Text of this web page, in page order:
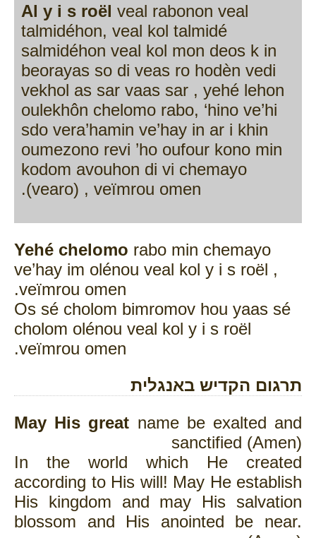
Al y i s roël veal rabonon veal
talmidéhon, veal kol talmidé
salmidéhon veal kol mon deos k in
beorayas so di veas ro hodèn vedi
vekhol as sar vaas sar , yehé lehon
oulekhôn chelomo rabo, ‘hino ve’hi
sdo vera’hamin ve’hay in ar i khin
oumezono revi ’ho oufour kono min
kodom avouhon di vi chemayo
(vearo) , veïmrou omen.
Yehé chelomo rabo min chemayo
ve’hay im olénou veal kol y i s roël ,
veïmrou omen.
Os sé cholom bimromov hou yaas sé
cholom olénou veal kol y i s roël
veïmrou omen.
תרגום הקדיש באנגלית
May His great name be exalted and
sanctified (Amen)
In the world which He created
according to His will! May He establish
His kingdom and may His salvation
blossom and His anointed be near.